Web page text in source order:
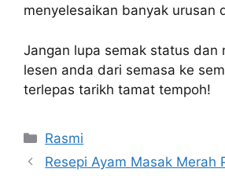
menyelesaikan banyak urusan
Jangan lupa semak status dan
lesen anda dari semasa ke
terlepas tarikh tamat tempoh!
Categories
Rasmi
Resepi Ayam Masak Merah